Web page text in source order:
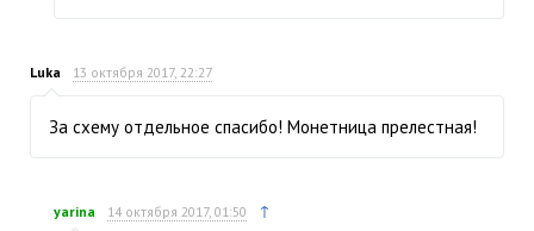
Luka 13 октября 2017, 22:27
За схему отдельное спасибо! Монетница прелестная!
yarina 14 октября 2017, 01:50 ↑